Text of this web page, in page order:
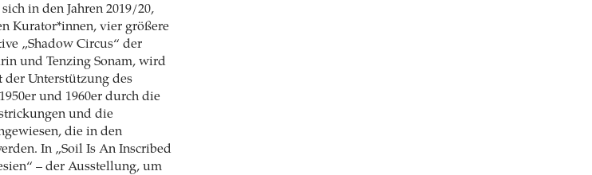
in den Jahren 2019/20,
Kurator*innen, vier größere
„Shadow Circus“ der
und Tenzing Sonam, wird
der Unterstützung des
und 1960er durch die
und die
die in den
In „Soil Is An Inscribed
– der Ausstellung, um